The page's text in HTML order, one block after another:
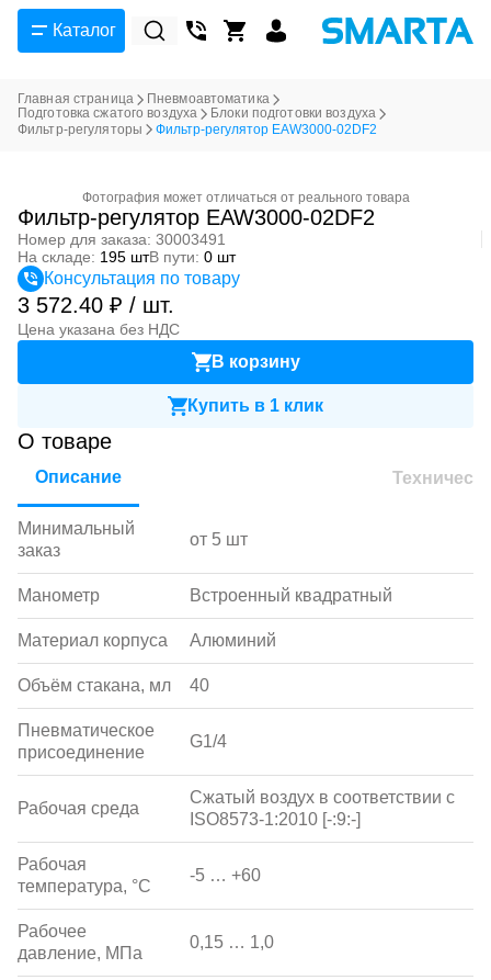
Каталог
Главная страница
Пневмоавтоматика
Подготовка сжатого воздуха
Блоки подготовки воздуха
Фильтр-регуляторы
Фильтр-регулятор EAW3000-02DF2
Фотография может отличаться от реального товара
Фильтр-регулятор EAW3000-02DF2
Номер для заказа: 30003491
На складе: 195 штВ пути: 0 шт
Консультация по товару
3 572.40 ₽ / шт.
Цена указана без НДС
В корзину
Купить в 1 клик
О товаре
Описание
Минимальный
заказ
от 5 шт
Манометр Встроенный квадратный
Материал корпуса Алюминий
Объём стакана, мл 40
Пневматическое
присоединение
G1/4
Рабочая среда
Сжатый воздух в соответствии с
ISO8573-1:2010 [-:9:-]
Рабочая
температура, °С
-5 … +60
Рабочее
давление, МПа
0,15 … 1,0